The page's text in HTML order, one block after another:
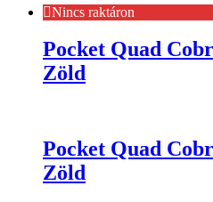
Nincs raktáron
Pocket Quad
Zöld
Pocket Quad
Zöld